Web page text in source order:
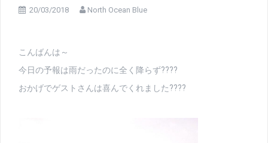
20/03/2018 North Ocean Blue
こんばんは～
今日の予報は雨だったのに全く降らず????
おかげでゲストさんは喜んでくれました????